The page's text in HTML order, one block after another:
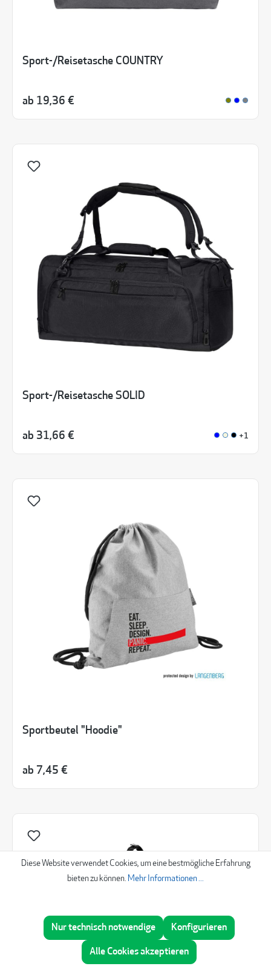
Sport-/Reisetasche COUNTRY
ab 19,36 €
Sport-/Reisetasche SOLID
ab 31,66 € +1
Sportbeutel "Hoodie"
ab 7,45 €
Beratung
Diese Website verwendet Cookies, um eine bestmögliche Erfahrung
bieten zu können. Mehr Informationen ...
Nur technisch notwendige Konfigurieren
Alle Cookies akzeptieren